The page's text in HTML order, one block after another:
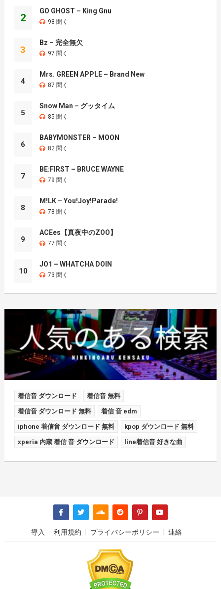
2
GO GHOST – King Gnu
98 聞く
3
Bz – 完全無欠
97 聞く
4
Mrs. GREEN APPLE – Brand New
87 聞く
5
Snow Man – グッタイム
85 聞く
6
BABYMONSTER – MOON
82 聞く
7
BE:FIRST – BRUCE WAYNE
79 聞く
8
M!LK – You!Joy!Parade!
78 聞く
9
ACEes【真夜中のZOO】
77 聞く
10
JO1 – WHATCHA DOIN
73 聞く
着信音 ダウンロード 着信音 無料
着信音 ダウンロード 無料 着信 音 edm
iphone 着信音 ダウンロード 無料 kpop ダウンロード 無料
xperia 内蔵 着信 音 ダウンロード line着信音 好きな曲
導入 利用規約 プライバシーポリシー 連絡